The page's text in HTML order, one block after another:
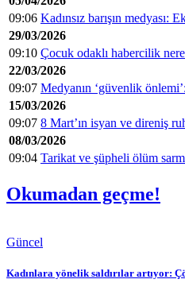
09:06 Kadınsız barışın
29/03/2026
09:10 Çocuk odaklı habercilik
22/03/2026
09:07 Medyanın ‘güvenlik
15/03/2026
09:07 8 Mart’ın isyan ve direniş
08/03/2026
09:04 Tarikat ve şüpheli ölüm
Okumadan geçme!
Güncel
Kadınlara yönelik saldırılar artıyor: